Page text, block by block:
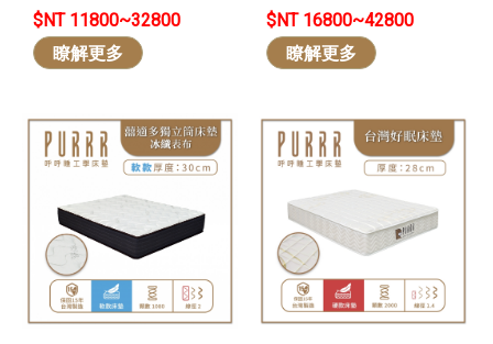
101晚 *買貴退差價 *可
退/換貨-天絲涼爽怕熱
族首選
$NT 11800~32800
瞭解更多
101晚 *買貴退差價 *可
退/換貨-石墨烯冬暖夏
涼❄️
$NT 16800~42800
瞭解更多